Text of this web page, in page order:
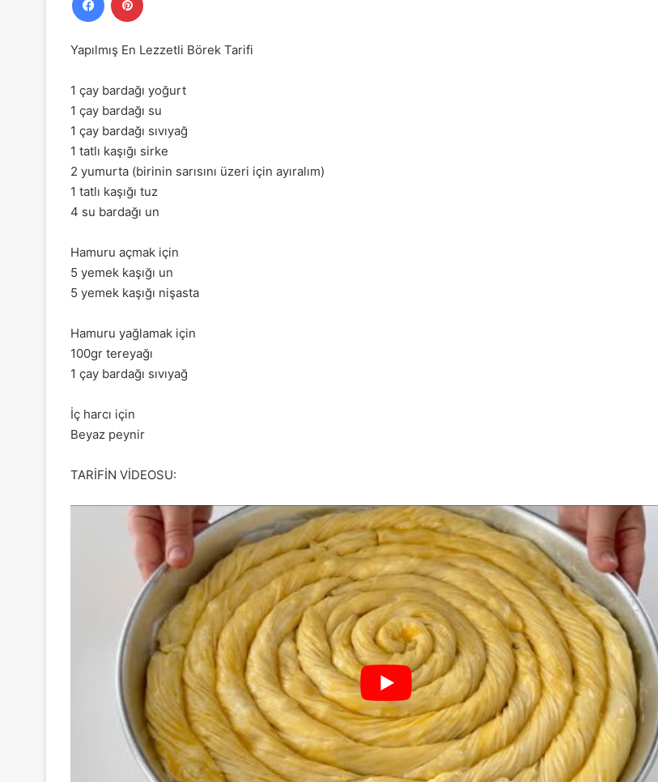
Yapılmış En Lezzetli Börek Tarifi
1 çay bardağı yoğurt
1 çay bardağı su
1 çay bardağı sıvıyağ
1 tatlı kaşığı sirke
2 yumurta (birinin sarısını üzeri için ayıralım)
1 tatlı kaşığı tuz
4 su bardağı un
Hamuru açmak için
5 yemek kaşığı un
5 yemek kaşığı nişasta
Hamuru yağlamak için
100gr tereyağı
1 çay bardağı sıvıyağ
İç harcı için
Beyaz peynir
TARİFİN VİDEOSU: